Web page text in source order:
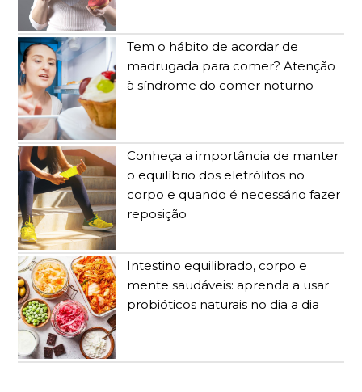
Tem o hábito de acordar de
madrugada para comer? Atenção
à síndrome do comer noturno
Conheça a importância de manter
o equilíbrio dos eletrólitos no
corpo e quando é necessário fazer
reposição
Intestino equilibrado, corpo e
mente saudáveis: aprenda a usar
probióticos naturais no dia a dia